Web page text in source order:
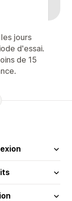
jours
d'essai.
de 15